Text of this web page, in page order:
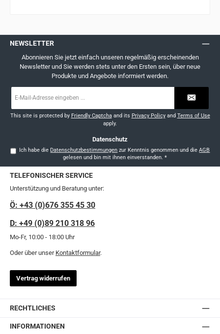
NEWSLETTER
Abonnieren Sie jetzt einfach unseren regelmäßig erscheinenden
Newsletter und Sie werden stets unter den Ersten sein, über neue
Produkte und Angebote informiert werden.
Mail-
*
This site is protected by Friendly Captchaand its Privacy Policyand Terms of Use
apply.
Datenschutz
Ich habe die Datenschutzbestimmungen zur Kenntnis genommen und dieAGB
gelesen und bin mit ihnen einverstanden. *
TELEFONISCHER SERVICE
Unterstützung und Beratung unter:
Ö: +43 (0)676 355 45 30
D: +49 (0)89 210 318 96
Mo-Fr, 10:00 - 18:00 Uhr
Oder über unser Kontaktformular.
Vertrag widerrufen
RECHTLICHES
INFORMATIONEN